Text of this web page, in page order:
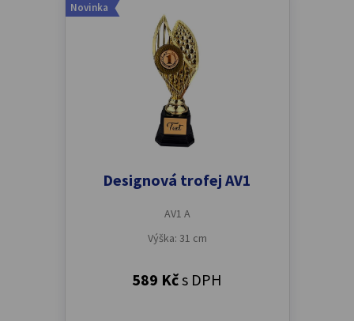
Novinka
Designová trofej AV1
AV1 A
Výška: 31 cm
589 Kčs DPH